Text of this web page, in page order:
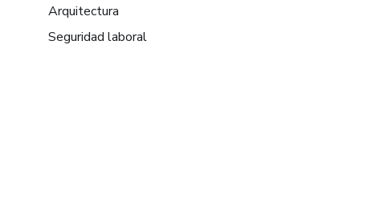
Arquitectura
Seguridad laboral